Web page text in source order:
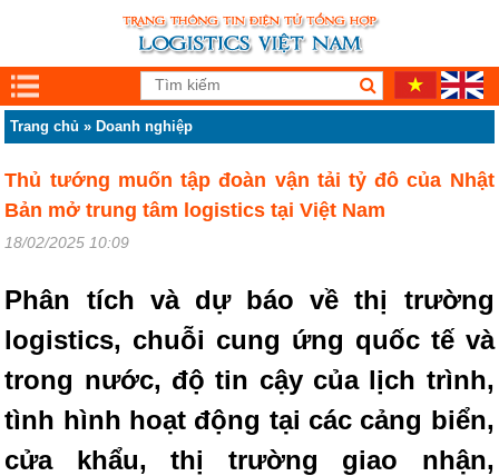
Trang chủ » Doanh nghiệp
Thủ tướng muốn tập đoàn vận tải tỷ đô của Nhật
Bản mở trung tâm logistics tại Việt Nam
18/02/2025 10:09
Phân tích và dự báo về thị trường
logistics, chuỗi cung ứng quốc tế và
trong nước, độ tin cậy của lịch trình,
tình hình hoạt động tại các cảng biển,
cửa khẩu, thị trường giao nhận,